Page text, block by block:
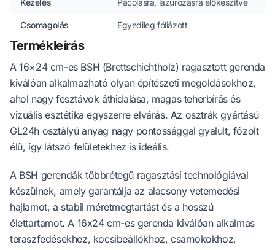
Kezelés Pácolásra, lazúrozásra előkészítve
Csomagolás Egyedileg fóliázott
Termékleírás
A 16×24 cm-es BSH (Brettschichtholz) ragasztott gerenda
kiválóan alkalmazható olyan építészeti megoldásokhoz,
ahol nagy fesztávok áthidalása, magas teherbírás és
vizuális esztétika egyszerre elvárás. Az osztrák gyártású
GL24h osztályú anyag nagy pontossággal gyalult, fózolt
élű, így látszó felületekhez is ideális.
A BSH gerendák többrétegű ragasztási technológiával
készülnek, amely garantálja az alacsony vetemedési
hajlamot, a stabil méretmegtartást és a hosszú
élettartamot. A 16x24 cm-es gerenda kiválóan alkalmas
teraszfedésekhez, kocsibeállókhoz, csarnokokhoz,